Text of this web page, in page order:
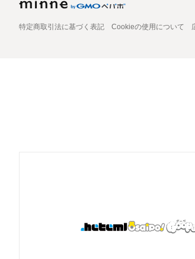
特定商取引法に基づく表記 Cookieの使用について